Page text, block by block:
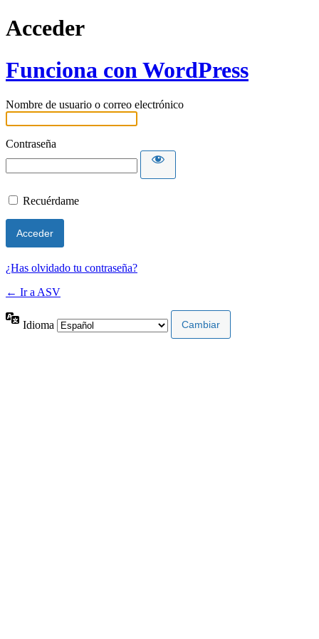
Acceder
Funciona con WordPress
Nombre de usuario o correo electrónico
Contraseña
Recuérdame
¿Has olvidado tu contraseña?
← Ir a ASV
Idioma